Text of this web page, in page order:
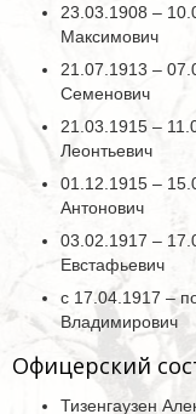
23.03.1908 –
Максимович
21.07.1913 –
Семенович
21.03.1915 –
Леонтьевич
01.12.1915 –
Антонович
03.02.1917 –
Евстафьевич
с 17.04.1917 –
Владимирович
Офицерский
Тизенгаузен